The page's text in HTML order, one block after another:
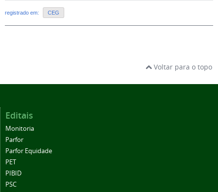
registrado em: CEG
Voltar para o topo
Editais
Monitoria
Parfor
Parfor Equidade
PET
PIBID
PSC